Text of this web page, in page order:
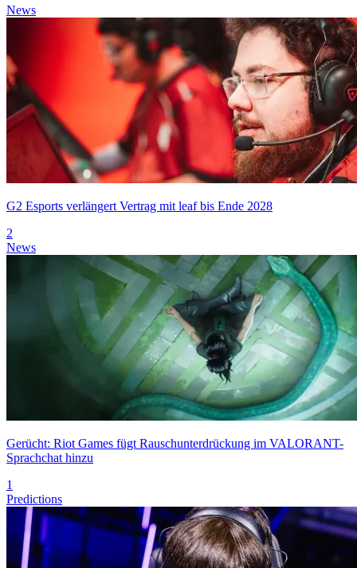
News
G2 Esports verlängert Vertrag mit leaf bis Ende 2028
2
News
Gerücht: Riot Games fügt Rauschunterdrückung im VALORANT-
Sprachchat hinzu
1
Predictions